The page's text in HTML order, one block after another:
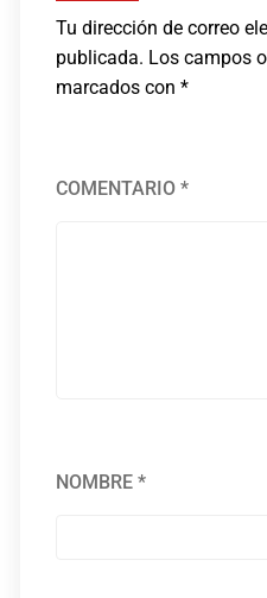
Tu dirección de correo
publicada. Los campos
marcados con*
COMENTARIO*
NOMBRE*